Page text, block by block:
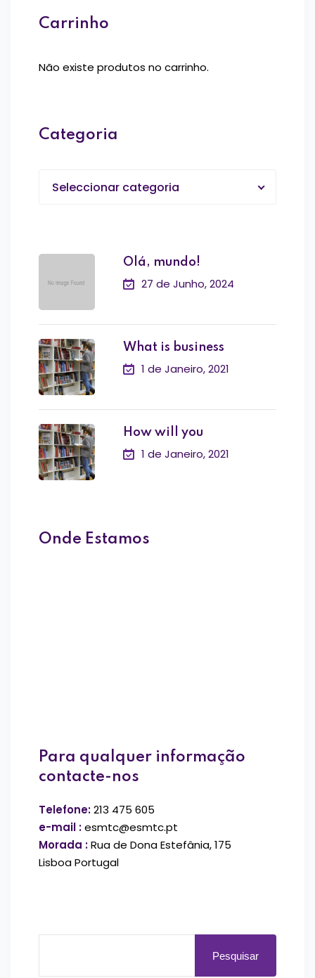
Carrinho
Não existe produtos no carrinho.
Categoria
Seleccionar categoria
Olá, mundo!
27 de Junho, 2024
What is business
1 de Janeiro, 2021
How will you
1 de Janeiro, 2021
Onde Estamos
Para qualquer informação
contacte-nos
Telefone:213 475 605
e-mail :esmtc@esmtc.pt
Morada :Rua de Dona Estefânia, 175
Lisboa Portugal
Pesquisar